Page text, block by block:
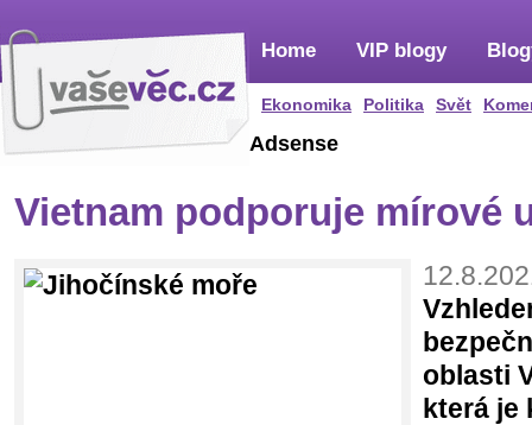
Home
Ekonomika Politika Svět
VIP blogy
Adsense
Vietnam podporuje mírové
oblasti
která je